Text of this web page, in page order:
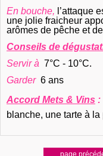
En bouche, l’attaque
une jolie fraicheur
arômes de pêche et
Conseils de
Servir à 7°C - 10°C.
Garder 6 ans
Accord Mets & Vins :
blanche, une tarte à